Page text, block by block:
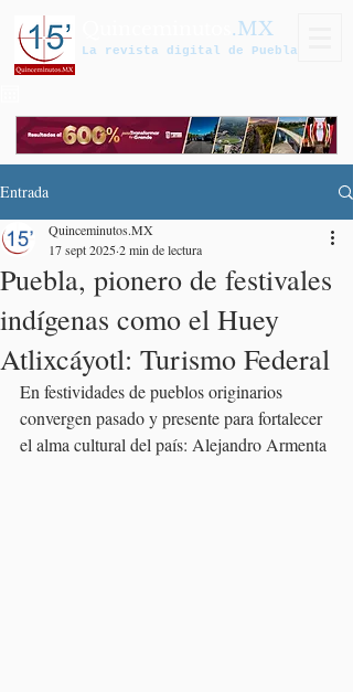
.MX
La revista digital de Puebla
Entrada
Puebla, pionero de festivales
indígenas como el Huey
Atlixcáyotl: Turismo Federal
Quinceminutos.MX
17 sept 20252 min de lectura
En festividades de pueblos originarios
convergen pasado y presente para fortalecer
el alma cultural del país: Alejandro Armenta